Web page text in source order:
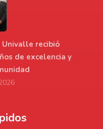
Univalle recibió
de excelencia y